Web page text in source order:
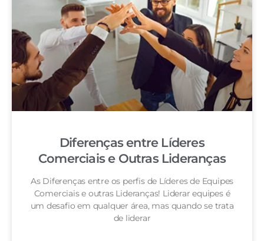
Diferenças entre Líderes
Comerciais e Outras Lideranças
As Diferenças entre os perfis de Líderes de Equipes
Comerciais e outras Lideranças! Liderar equipes é
um desafio em qualquer área, mas quando se trata
de liderar